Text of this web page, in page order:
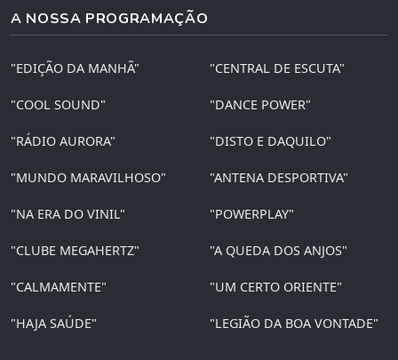
A NOSSA PROGRAMAÇÃO
"EDIÇÃO DA MANHÃ" "CENTRAL DE ESCUTA"
"COOL SOUND" "DANCE POWER"
"RÁDIO AURORA" "DISTO E DAQUILO"
"MUNDO MARAVILHOSO" "ANTENA DESPORTIVA"
"NA ERA DO VINIL" "POWERPLAY"
"CLUBE MEGAHERTZ" "A QUEDA DOS ANJOS"
"CALMAMENTE" "UM CERTO ORIENTE"
"HAJA SAÚDE" "LEGIÃO DA BOA VONTADE"